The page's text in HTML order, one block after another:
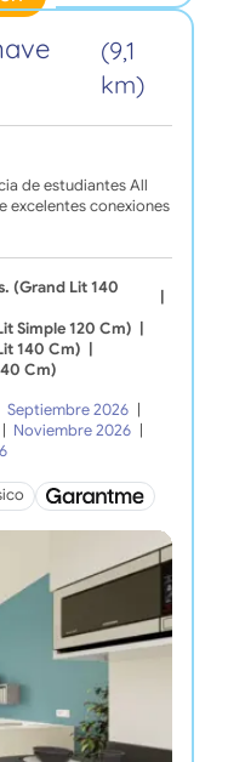
(9,1
km)
de estudiantes All
excelentes conexiones
(grand Lit 140
Simple 120 Cm)
140 Cm)
Cm)
Septiembre 2026
Noviembre 2026